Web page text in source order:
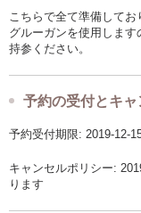
こちらで全て準備してお
グルーガンを使用しま
持参ください。
予約の受付とキ
予約受付期限: 2019-12-
キャンセルポリシー:
ります